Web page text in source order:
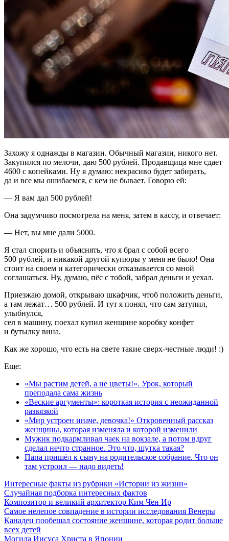
Захожу я однажды в магазин. Обычный магазин, никого нет.
Закупился по мелочи, даю 500 рублей. Продавщица мне сдает
4600 с копейками. Ну я думаю: некрасиво будет забирать,
да и все мы ошибаемся, с кем не бывает. Говорю ей:
— Я вам дал 500 рублей!
Она задумчиво посмотрела на меня, затем в кассу, и отвечает:
— Нет, вы мне дали 5000.
Я стал спорить и объяснять, что я брал с собой всего
500 рублей, и никакой другой купюры у меня не было! Она
стоит на своем и категорически отказывается со мной
соглашаться. Ну, думаю, пёс с тобой, забрал деньги и уехал.
Приезжаю домой, открываю шкафчик, чтоб положить деньги,
а там лежат… 500 рублей. И тут я понял, что сам затупил,
улыбнулся,
сел в машину, поехал купил женщине коробку конфет
и бутылку вина.
Как же хорошо, что есть на свете такие сверх-честные люди! :)
Еще:
«Мы растим детей, а не цветы!». Урок, который
преподала сама жизнь
«Веские аргументы»: короткая история с неожиданной
развязкой
«Мир устроен иначе, девочка!» Откровенный рассказ
женщины, которая изменяла и которой изменили
Мужик подкармливал чаек на вокзале, а потом вдруг
сделал нечто странное. Это что, шутка такая?
Папа пришёл к сыну на родительское собрание. Что он
там устроил — надо видеть!
Интересные факты из рубрики «Истории из жизни»
Случайная подборка интересных фактов
Композитор и великий архитектор Ким Чен Ир
Самое нелепое совпадение в истории исследования Венеры
Канадец пообещал состояние женщине, которая родит больше
всех детей
Могила Иисуса Христа в Японии